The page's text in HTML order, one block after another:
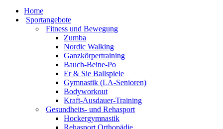
Home
Sportangebote
Fitness und Bewegung
Zumba
Nordic Walking
Ganzkörpertraining
Bauch-Beine-Po
Er & Sie Ballspiele
Gymnastik (LA-Senioren)
Bodyworkout
Kraft-Ausdauer-Training
Gesundheits- und Rehasport
Hockergymnastik
Rehasport Orthopädie